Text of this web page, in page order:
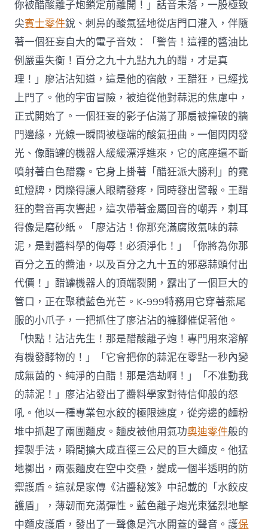
你被醋酸離子炮鎖定前離開！」話音未落，一股極致
尖賓士零件銳、刺鼻的酸氣猛地從店門口灌入，伴隨
著一個狂妄自大的電子音效：「警告！這裡的醬油比
例嚴重失衡！百分之九十九點九九的醋，才是真
理！」廖沾沾知道，這是他的宿敵，王醋狂，已經找
上門了。他的宇宙冒險，被迫從他對蒜泥的焦慮中，
正式開始了。一個狂妄的影子佔滿了那扇被撞破的牆
門邊緣，光線一瞬間被極端的酸氣扭曲。一個閃閃發
光、像醋罐的機器人緩緩漂浮進來，它的底座還不斷
噴射著白色醋霧。它身上掛著「醋狂派大勝利」的霓
虹燈牌，閃爍得讓人眼睛發疼，同時發出警報。王醋
狂的聲音再次響起，這次帶著金屬回音的嘲弄，刺耳
得像是磨砂紙。「廖沾沾！你那充滿腐敗氣味的蒜
泥，是對醬料學的侮辱！必須淨化！」「你將為你那
百分之五的醬油，以及百分之九十五的邪惡蒜頭付出
代價！」醋罐機器人的頂端裂開，露出了一個巨大的
管口，正在聚積藍色光芒。K-999特務用它穿著燕尾
服的小爪子，一把抓住了廖沾沾的褲腳催促著他。
「快點！沾沾先生！那是醋酸離子炮！專門用來溶解
有機發酵物的！」「它會把你的蒜泥在零點一秒內變
成無菌的、純淨的白醋！那是浩劫啊！」「不准動我
的蒜泥！」廖沾沾發出了醬料學家對待信仰般的怒
吼。他以一種專業包水餃的極限速度，從旁邊的麵粉
堆中抓起了兩團麵皮。麵皮被他用氣功奧迪零件般的
捏製手法，瞬間擴大成直徑三公尺的巨大麵皮。他猛
地擲出，兩張麵皮在空中交疊，變成一個半透明的防
禦護盾。這就是家傳《沾醬秘笈》中記載的「水餃皮
護盾」，薄韌而充滿彈性。藍色離子炮光束猛烈地擊
中麵皮護盾，發出了一聲像是汽水開蓋的聲音。護保